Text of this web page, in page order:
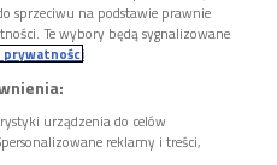
sprzeciwu na podstawie prawnie
Te wybory będą sygnalizowane
prywatności
urządzenia do celów
reklamy i treści,